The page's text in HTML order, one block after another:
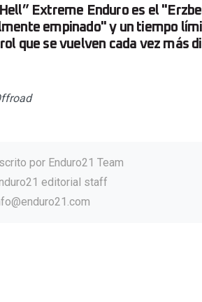
Extreme Enduro es el
empinado" y un tiempo
que se vuelven cada vez más
por Enduro21 Team
editorial staff